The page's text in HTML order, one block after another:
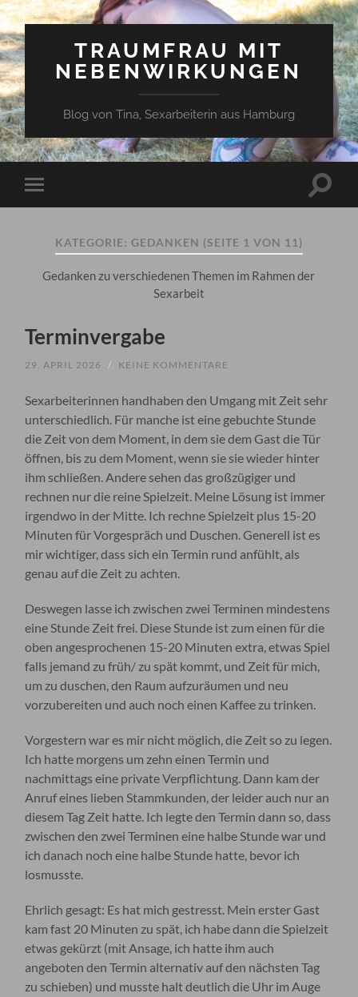
TRAUMFRAU MIT
NEBENWIRKUNGEN
Blog von Tina, Sexarbeiterin aus Hamburg
Mobile-
Menü
KATEGORIE: GEDANKEN (SEITE 1 VON 11)
Gedanken zu verschiedenen Themen im Rahmen der
Sexarbeit
Terminvergabe
29. APRIL 2026 / KEINE KOMMENTARE
Sexarbeiterinnen handhaben den Umgang mit Zeit sehr
unterschiedlich. Für manche ist eine gebuchte Stunde
die Zeit von dem Moment, in dem sie dem Gast die Tür
öffnen, bis zu dem Moment, wenn sie sie wieder hinter
ihm schließen. Andere sehen das großzügiger und
rechnen nur die reine Spielzeit. Meine Lösung ist immer
irgendwo in der Mitte. Ich rechne Spielzeit plus 15-20
Minuten für Vorgespräch und Duschen. Generell ist es
mir wichtiger, dass sich ein Termin rund anfühlt, als
genau auf die Zeit zu achten.
Deswegen lasse ich zwischen zwei Terminen mindestens
eine Stunde Zeit frei. Diese Stunde ist zum einen für die
oben angesprochenen 15-20 Minuten extra, etwas Spiel
falls jemand zu früh/ zu spät kommt, und Zeit für mich,
um zu duschen, den Raum aufzuräumen und neu
vorzubereiten und auch noch einen Kaffee zu trinken.
Vorgestern war es mir nicht möglich, die Zeit so zu legen.
Ich hatte morgens um zehn einen Termin und
nachmittags eine private Verpflichtung. Dann kam der
Anruf eines lieben Stammkunden, der leider auch nur an
diesem Tag Zeit hatte. Ich legte den Termin dann so, dass
zwischen den zwei Terminen eine halbe Stunde war und
ich danach noch eine halbe Stunde hatte, bevor ich
losmusste.
Ehrlich gesagt: Es hat mich gestresst. Mein erster Gast
kam fast 20 Minuten zu spät, ich habe dann die Spielzeit
etwas gekürzt (mit Ansage, ich hatte ihm auch
angeboten den Termin alternativ auf den nächsten Tag
zu schieben) und musste halt deutlich die Uhr im Auge